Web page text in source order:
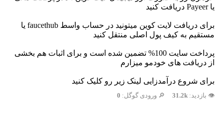
یا Payeer دریافت کنید
برای دریافت لایت کوین میتونید در حساب واسط faucethub یا
مستقیم به کیف پول اصلی منتقل کنید
پرداخت سایت 100% تضمین شده است و برای اثبات هم بخشی
از دریافت های خودمو میزارم
برای شروع درآمدزایی لینک زیر رو کلیک کنید
👁️ بازدید: 31.2k 🔎 ورودی گوگل: 0